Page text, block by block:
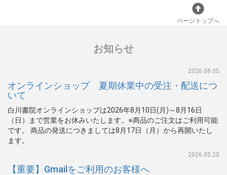
ページトップへ
お知らせ
2026.08.05
オンラインショップ 夏期休業中の受注・配送につ
いて
白川書院オンラインショップは2026年8月10日(月)～8月16日
（日）まで営業をお休みいたします。※商品のご注文はご利用可能
です。 商品の発送につきましては8月17日（月）から再開いたし
ます。
2026.05.20
【重要】Gmailをご利用のお客様へ